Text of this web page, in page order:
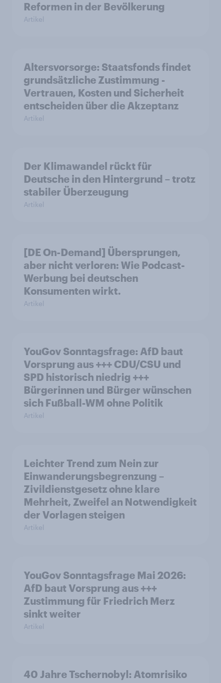
Reformen in der Bevölkerung
Artikel
Altersvorsorge: Staatsfonds findet
grundsätzliche Zustimmung -
Vertrauen, Kosten und Sicherheit
entscheiden über die Akzeptanz
Artikel
Der Klimawandel rückt für
Deutsche in den Hintergrund – trotz
stabiler Überzeugung
Artikel
[DE On-Demand] Übersprungen,
aber nicht verloren: Wie Podcast-
Werbung bei deutschen
Konsumenten wirkt.
Artikel
YouGov Sonntagsfrage: AfD baut
Vorsprung aus +++ CDU/CSU und
SPD historisch niedrig +++
Bürgerinnen und Bürger wünschen
sich Fußball-WM ohne Politik
Artikel
Leichter Trend zum Nein zur
Einwanderungsbegrenzung –
Zivildienstgesetz ohne klare
Mehrheit, Zweifel an Notwendigkeit
der Vorlagen steigen
Artikel
YouGov Sonntagsfrage Mai 2026:
AfD baut Vorsprung aus +++
Zustimmung für Friedrich Merz
sinkt weiter
Artikel
40 Jahre Tschernobyl: Atomrisiko